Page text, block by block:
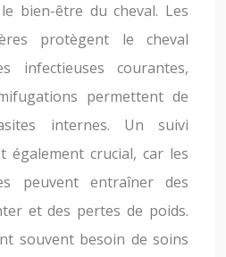
bien-être du cheval. Les
protègent le cheval
infectieuses courantes,
permettent de
internes. Un suivi
également crucial, car les
peuvent entraîner des
et des pertes de poids.
souvent besoin de soins